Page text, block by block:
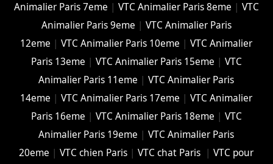
Animalier Paris 7eme | VTC Animalier Paris 8eme | VTC
Animalier Paris 9eme | VTC Animalier Paris
12eme |VTC Animalier Paris 10eme |VTC Animalier
Paris 13eme | VTC Animalier Paris 15eme | VTC
Animalier Paris 11eme |VTC Animalier Paris
14eme |VTC Animalier Paris 17eme |VTC Animalier
Paris 16eme | VTC Animalier Paris 18eme | VTC
Animalier Paris 19eme |VTC Animalier Paris
20eme |VTC chien Paris |VTC chat Paris |VTC pour